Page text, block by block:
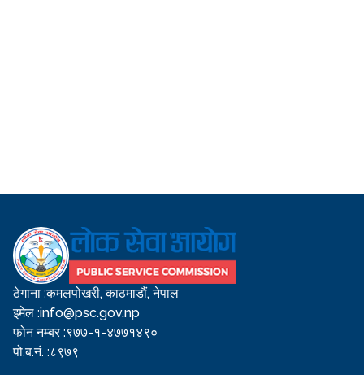
ठेगाना :कमलपोखरी, काठमाडौं, नेपाल
इमेल :info@psc.gov.np
फोन नम्बर :९७७-१-४७७१४९०
पो.ब.नं. :८९७९